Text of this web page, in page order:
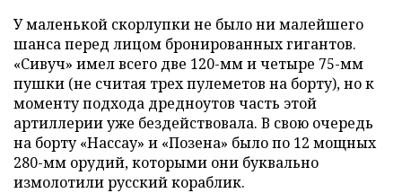
У маленькой скорлупки не было ни малейшего
шанса перед лицом бронированных гигантов.
«Сивуч» имел всего две 120-мм и четыре 75-мм
пушки (не считая трех пулеметов на борту), но к
моменту подхода дредноутов часть этой
артиллерии уже бездействовала. В свою очередь
на борту «Нассау» и «Позена» было по 12 мощных
280-мм орудий, которыми они буквально
измолотили русский кораблик.